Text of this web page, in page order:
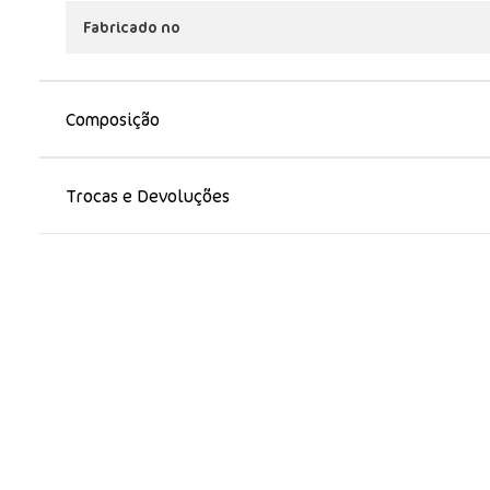
Fabricado no
Composição
Trocas e Devoluções